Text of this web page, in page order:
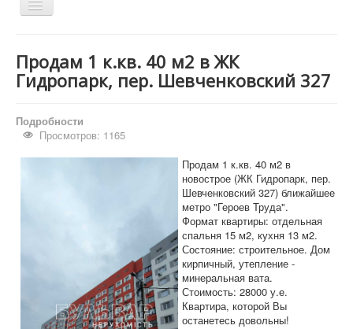
Включить/
выключить
Горящие объекты
Квартиры
Дополнительные услуги
Продам 1 к.кв. 40 м2 в ЖК
Гидропарк, пер. Шевченковский 327
Подробности
Просмотров: 1165
Продам 1 к.кв. 40 м2 в
новострое (ЖК Гидропарк, пер.
Шевченковский 327) ближайшее
метро "Героев Труда".
Формат квартиры: отдельная
спальня 15 м2, кухня 13 м2.
Состояние: строительное. Дом
кирпичный, утепление -
минеральная вата.
Стоимость: 28000 у.е.
Квартира, которой Вы
останетесь довольны!